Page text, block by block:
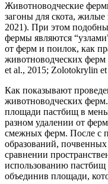
Животноводческие
загоны для скота,
2021). При этом
фермы являются
от ферм и поилок, как
животноводческих ферм
et al., 2015; Zolotokrylin
Как показывают
животноводческих
площади пастбищ в
разном удалении от
смежных ферм. После с
образований,
сравнении
использованию
объединив площади,